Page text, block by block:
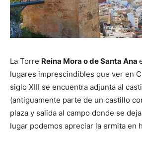
La Torre Reina Mora o de Santa Ana
lugares imprescindibles que ver en
siglo XIII se encuentra adjunta al
(antiguamente parte de un castillo
plaza y salida al campo donde se
lugar podemos apreciar la ermita en